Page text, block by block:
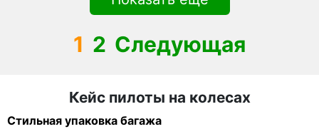
1 2 Следующая
Кейс пилоты на колесах
Стильная упаковка багажа